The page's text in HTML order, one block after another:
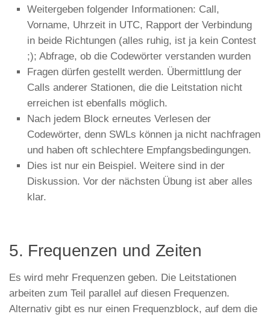
Weitergeben folgender Informationen: Call,
Vorname, Uhrzeit in UTC, Rapport der Verbindung
in beide Richtungen (alles ruhig, ist ja kein Contest
;); Abfrage, ob die Codewörter verstanden wurden
Fragen dürfen gestellt werden. Übermittlung der
Calls anderer Stationen, die die Leitstation nicht
erreichen ist ebenfalls möglich.
Nach jedem Block erneutes Verlesen der
Codewörter, denn SWLs können ja nicht nachfragen
und haben oft schlechtere Empfangsbedingungen.
Dies ist nur ein Beispiel. Weitere sind in der
Diskussion. Vor der nächsten Übung ist aber alles
klar.
5. Frequenzen und Zeiten
Es wird mehr Frequenzen geben. Die Leitstationen
arbeiten zum Teil parallel auf diesen Frequenzen.
Alternativ gibt es nur einen Frequenzblock, auf dem die